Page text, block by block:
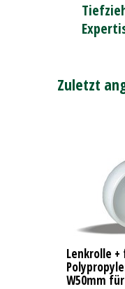
Zuletzt
Lenkrolle
W50mm